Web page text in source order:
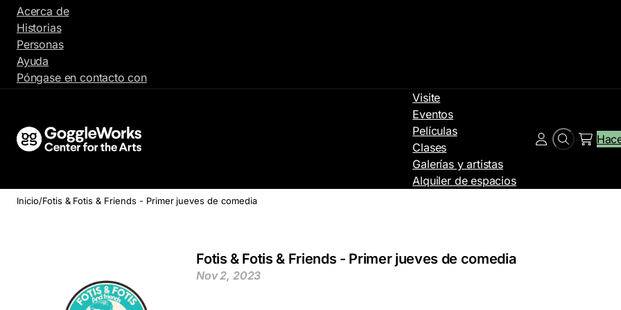
contenido
Acerca de
Historias
Personas
Ayuda
Póngase en contacto con
Visite
Eventos
Películas
Clases
Galerías y artistas
Alquiler de espacios
Buscar
Cuenta
Inicio/Fotis & Fotis & Friends - Primer jueves de comedia
Fotis & Fotis & Friends - Primer jueves de comedia
Nov 2, 2023